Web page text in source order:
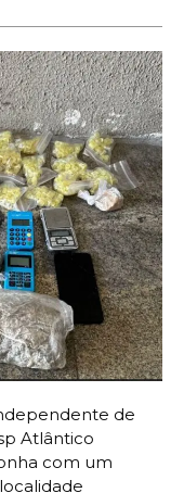
de
Atlântico
com um